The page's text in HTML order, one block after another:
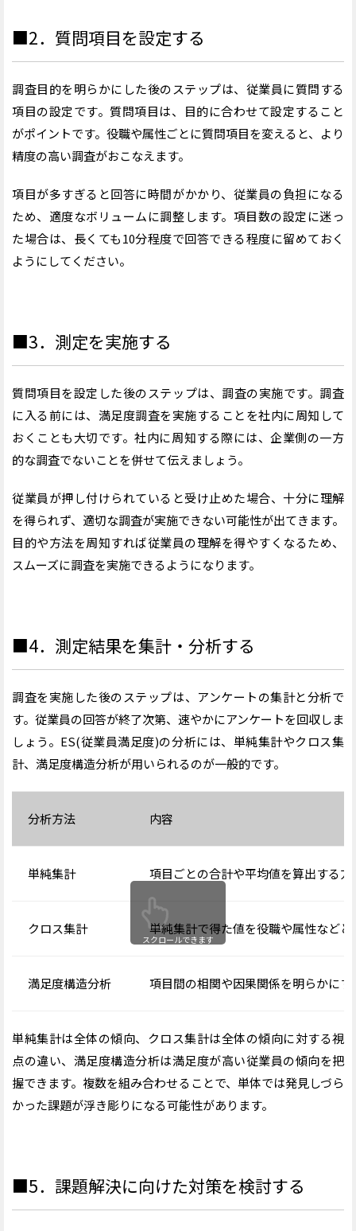
■2．質問項目を設定する
調査目的を明らかにした後のステップは、従業員に質問する
項目の設定です。質問項目は、目的に合わせて設定すること
がポイントです。役職や属性ごとに質問項目を変えると、より
精度の高い調査がおこなえます。
項目が多すぎると回答に時間がかかり、従業員の負担になる
ため、適度なボリュームに調整します。項目数の設定に迷っ
た場合は、長くても10分程度で回答できる程度に留めておく
ようにしてください。
■3．測定を実施する
質問項目を設定した後のステップは、調査の実施です。調査
に入る前には、満足度調査を実施することを社内に周知して
おくことも大切です。社内に周知する際には、企業側の一方
的な調査でないことを併せて伝えましょう。
従業員が押し付けられていると受け止めた場合、十分に理解
を得られず、適切な調査が実施できない可能性が出てきます。
目的や方法を周知すれば従業員の理解を得やすくなるため、
スムーズに調査を実施できるようになります。
■4．測定結果を集計・分析する
調査を実施した後のステップは、アンケートの集計と分析で
す。従業員の回答が終了次第、速やかにアンケートを回収しま
しょう。ES(従業員満足度)の分析には、単純集計やクロス集
計、満足度構造分析が用いられるのが一般的です。
分析方法 内容
単純集計 項目ごとの合計や平均値を算出する方
クロス集計 単純集計で得た値を役職や属性など
満足度構造分析 項目間の相関や因果関係を明らかにす
スクロールできます
単純集計は全体の傾向、クロス集計は全体の傾向に対する視
点の違い、満足度構造分析は満足度が高い従業員の傾向を把
握できます。複数を組み合わせることで、単体では発見しづら
かった課題が浮き彫りになる可能性があります。
■5．課題解決に向けた対策を検討する